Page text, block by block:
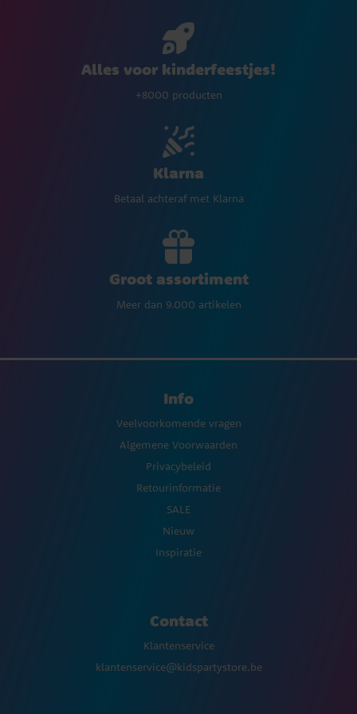
Alles voor kinderfeestjes!
+8000 producten
Klarna
Betaal achteraf met Klarna
Groot assortiment
Meer dan 9.000 artikelen
Info
Veelvoorkomende vragen
Algemene Voorwaarden
Privacybeleid
Retourinformatie
SALE
Nieuw
Inspiratie
Contact
Klantenservice
klantenservice@kidspartystore.be